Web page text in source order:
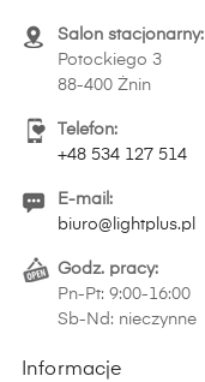
Salon stacjonarny:
Potockiego 3
88-400 Żnin
Telefon:
+48 534 127 514
E-mail:
biuro@lightplus.pl
Godz. pracy:
Pn-Pt: 9:00-16:00
Sb-Nd: nieczynne
Informacje